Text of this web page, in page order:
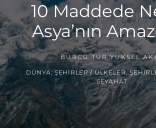
10 Maddede
Asya’nın
BURCU TUR YÜKSEL
DÜNYA,ŞEHIRLER / ÜLKELER,
SEYAHAT